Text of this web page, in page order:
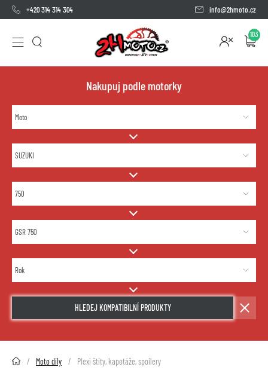
+420 314 314 304 info@2hmoto.cz
103
Nakupuj podle motorky
HLEDEJ KOMPATIBILNÍ PRODUKTY
2HMOTO.cz Moto díly Plexi štíty, kapotáže, spoilery